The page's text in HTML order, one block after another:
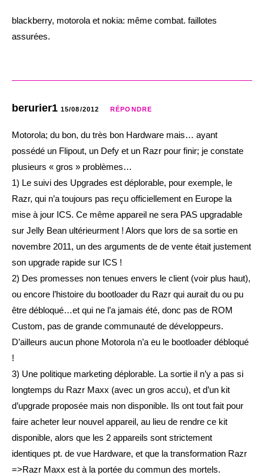
blackberry, motorola et nokia: même combat. faillotes
assurées.
berurier1 15/08/2012 RÉPONDRE
Motorola; du bon, du très bon Hardware mais… ayant
possédé un Flipout, un Defy et un Razr pour finir; je constate
plusieurs « gros » problèmes…
1) Le suivi des Upgrades est déplorable, pour exemple, le
Razr, qui n’a toujours pas reçu officiellement en Europe la
mise à jour ICS. Ce même appareil ne sera PAS upgradable
sur Jelly Bean ultérieurment ! Alors que lors de sa sortie en
novembre 2011, un des arguments de de vente était justement
son upgrade rapide sur ICS !
2) Des promesses non tenues envers le client (voir plus haut),
ou encore l’histoire du bootloader du Razr qui aurait du ou pu
être débloqué…et qui ne l’a jamais été, donc pas de ROM
Custom, pas de grande communauté de développeurs.
D’ailleurs aucun phone Motorola n’a eu le bootloader débloqué
!
3) Une politique marketing déplorable. La sortie il n’y a pas si
longtemps du Razr Maxx (avec un gros accu), et d’un kit
d’upgrade proposée mais non disponible. Ils ont tout fait pour
faire acheter leur nouvel appareil, au lieu de rendre ce kit
disponible, alors que les 2 appareils sont strictement
identiques pt. de vue Hardware, et que la transformation Razr
=>Razr Maxx est à la portée du commun des mortels.